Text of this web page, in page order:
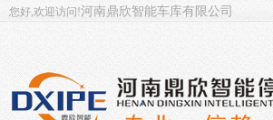
您好,欢迎访问!河南鼎欣智能车库有限公司